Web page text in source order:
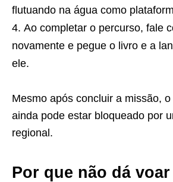
flutuando na água como
Ao completar o percurso, fale
novamente e pegue o livro e a
ele.
Mesmo após concluir a missão,
ainda pode estar bloqueado por
regional.
Por que não dá